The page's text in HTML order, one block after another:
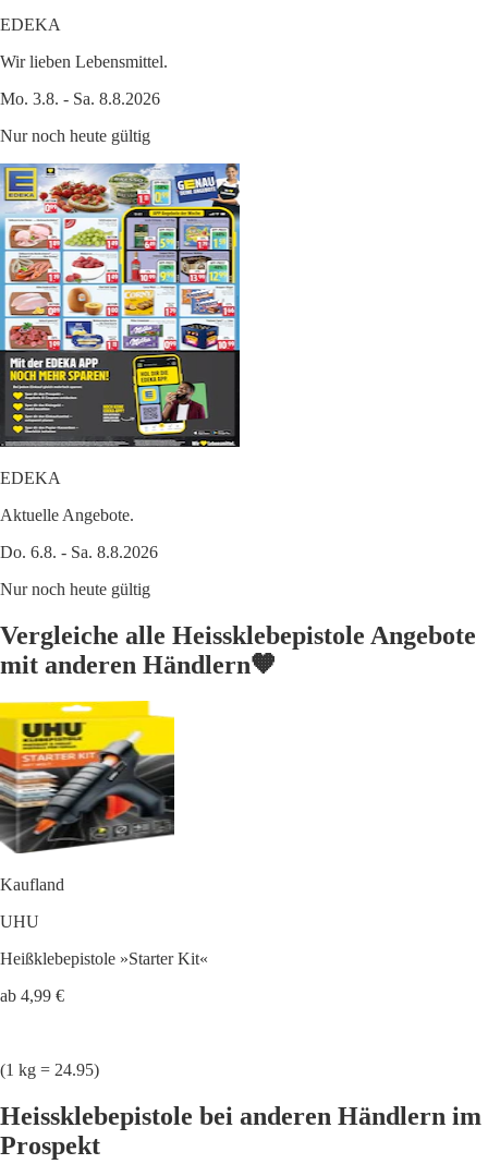
EDEKA
Wir lieben Lebensmittel.
Mo. 3.8. - Sa. 8.8.2026
Nur noch heute gültig
EDEKA
Aktuelle Angebote.
Do. 6.8. - Sa. 8.8.2026
Nur noch heute gültig
Vergleiche alle Heissklebepistole Angebote
mit anderen Händlern🧡
Kaufland
UHU
Heißklebepistole »Starter Kit«
ab 4,99 €
(1 kg = 24.95)
Heissklebepistole bei anderen Händlern im
Prospekt